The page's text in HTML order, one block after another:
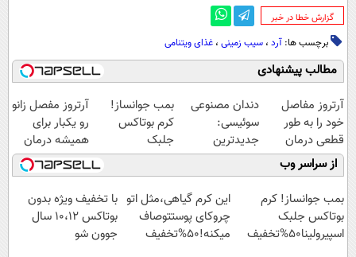
‌گزارش خطا در خبر
برچسب ها: آرد ، سیب زمینی ، غذای ویتنامی
مطالب پیشنهادی
آرتروز مفاصل
خود را به طور
قطعی درمان
کنید!
◗پرسش‌نامه◖
دندان مصنوعی
سوئیسی:
جدیدترین
فناوری اروپا،
سبک و مقاوم |
پرداخت قسطی
بمب جوانساز!
کرم بوتاکس
جلبک
اسپیرولینا50%تخفیف
آرتروز مفصل زانو
رو یکبار برای
همیشه درمان
کن!
◗پرسش‌نامه◖
از سراسر وب
بمب جوانساز! کرم
بوتاکس جلبک
اسپیرولینا50%تخفیف
این کرم گیاهی،مثل اتو
چروکای پوستتوصاف
میکنه!50%تخفیف
با تخفیف ویژه بدون
بوتاکس ۱۰،۱۲ سال
جوون شو